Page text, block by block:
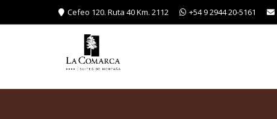
Cefeo 120. Ruta 40 Km. 2112 +54 9 2944 20-5161